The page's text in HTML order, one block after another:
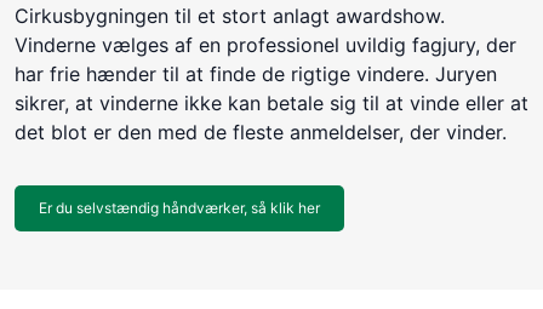
Cirkusbygningen til et stort anlagt awardshow.
Vinderne vælges af en professionel uvildig fagjury, der
har frie hænder til at finde de rigtige vindere. Juryen
sikrer, at vinderne ikke kan betale sig til at vinde eller at
det blot er den med de fleste anmeldelser, der vinder.
Er du selvstændig håndværker, så klik her